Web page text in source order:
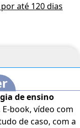
até 120 dias
de ensino
book, vídeo com
de caso, com a